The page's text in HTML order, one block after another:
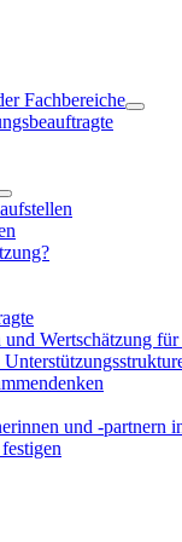
Fachbereiche
Wertschätzung
und -partnern